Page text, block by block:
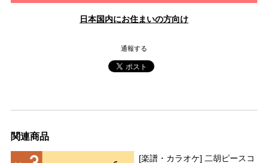
日本国内にお住まいの方向け
通報する
関連商品
[楽譜・カラオケ] 二胡ピースコ